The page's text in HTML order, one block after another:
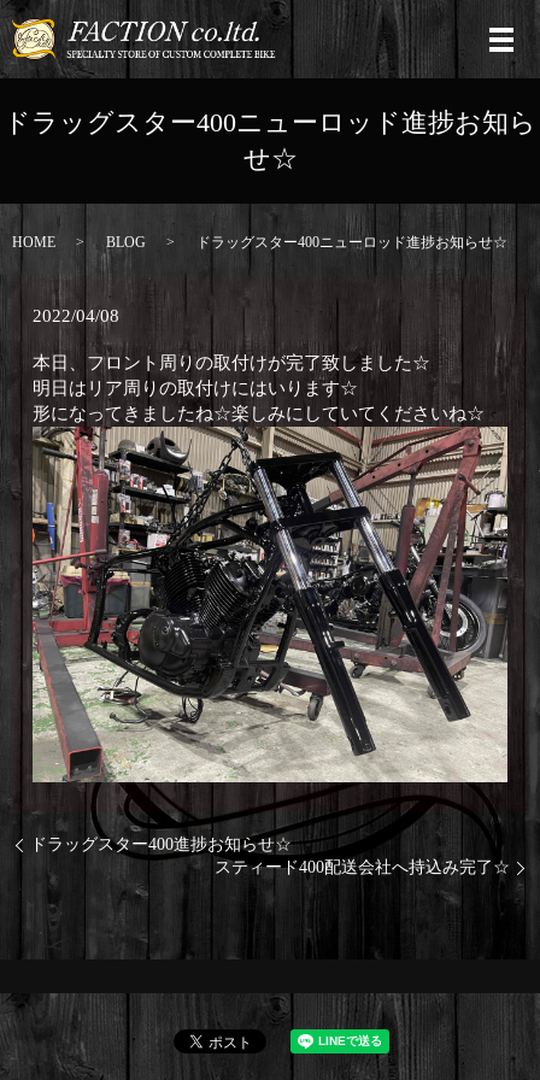
ドラッグスター400ニューロッド進捗お知ら
せ☆
HOME BLOG ドラッグスター400ニューロッド進捗お知らせ☆
2022/04/08
本日、フロント周りの取付けが完了致しました☆
明日はリア周りの取付けにはいります☆
形になってきましたね☆楽しみにしていてくださいね☆
ドラッグスター400進捗お知らせ☆
スティード400配送会社へ持込み完了☆